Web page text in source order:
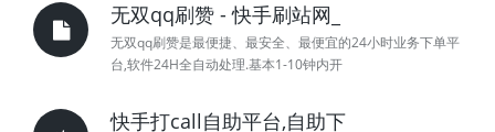
无双qq刷赞 - 快手刷站网_
无双qq刷赞是最便捷、最安全、最便宜的24小时业务下单平
台,软件24H全自动处理.基本1-10钟内开
快手打call自助平台,自助下